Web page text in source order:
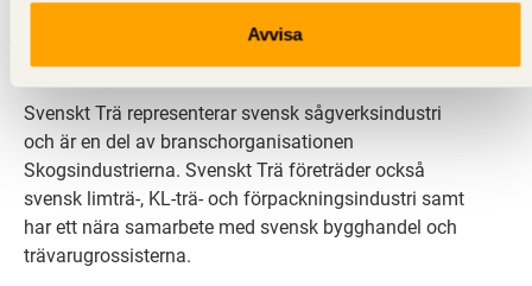
Avvisa
en livskraftig sågverksnäring. Det gör vi genom att
Svenskt Trä representerar svensk sågverksindustri
och är en del av branschorganisationen
Skogsindustrierna. Svenskt Trä företräder också
svensk limträ-, KL-trä- och förpackningsindustri samt
har ett nära samarbete med svensk bygghandel och
trävarugrossisterna.